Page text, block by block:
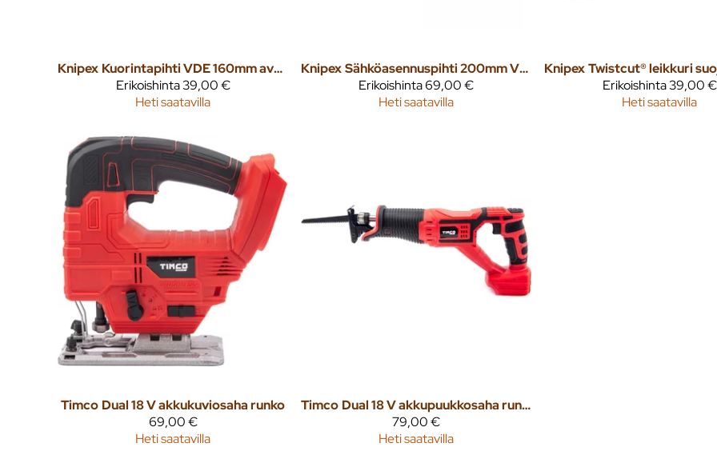
Knipex
Kuorintapihti VDE 160mm avautuvalla jousella, yleismalli
Erikoishinta39,00 €
Heti saatavilla
Knipex
Sähköasennuspihti 200mm VDE 1000V
Erikoishinta69,00 €
Heti saatavilla
Knipex
Erikoishinta39,00 €
Heti saatavilla
Timco Dual 18 V akkukuviosaha runko
69,00 €
Heti saatavilla
Timco
Dual 18 V akkupuukkosaha runko
79,00 €
Heti saatavilla